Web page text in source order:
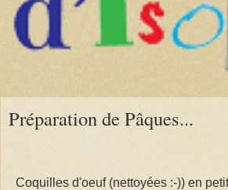
Préparation de Pâques...
Coquilles d'oeuf (nettoyées :-)) en